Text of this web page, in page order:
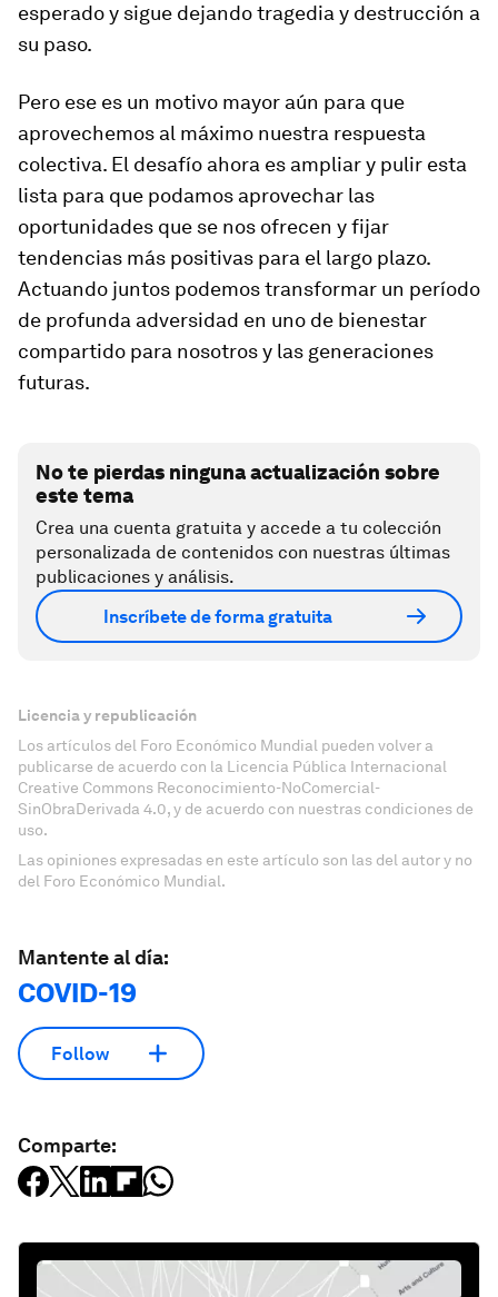
esperado y sigue dejando tragedia y destrucción a
su paso.
Pero ese es un motivo mayor aún para que
aprovechemos al máximo nuestra respuesta
colectiva. El desafío ahora es ampliar y pulir esta
lista para que podamos aprovechar las
oportunidades que se nos ofrecen y fijar
tendencias más positivas para el largo plazo.
Actuando juntos podemos transformar un período
de profunda adversidad en uno de bienestar
compartido para nosotros y las generaciones
futuras.
No te pierdas ninguna actualización sobre
este tema
Crea una cuenta gratuita y accede a tu colección
personalizada de contenidos con nuestras últimas
publicaciones y análisis.
Inscríbete de forma gratuita
Licencia y republicación
Los artículos del Foro Económico Mundial pueden volver a
publicarse de acuerdo con la Licencia Pública Internacional
Creative Commons Reconocimiento-NoComercial-
SinObraDerivada 4.0, y de acuerdo con nuestras condiciones de
uso.
Las opiniones expresadas en este artículo son las del autor y no
del Foro Económico Mundial.
Mantente al día:
COVID-19
Follow
Comparte: